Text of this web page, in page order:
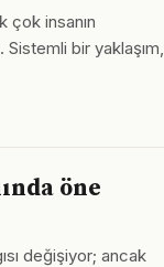
çok insanın
bir yaklaşım,
öne
değişiyor; ancak